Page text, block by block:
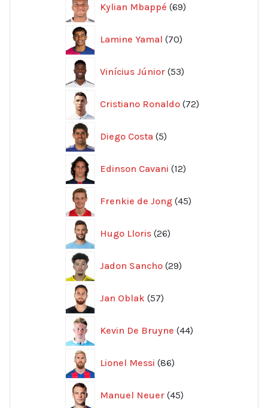
Kylian Mbappé 69
produkter
Lamine Yamal 70
produkter
Vinícius Júnior 53
produkter
Cristiano Ronaldo 72
produkter
Diego Costa 5
produkter
Edinson Cavani 12
produkter
Frenkie de Jong 45
produkter
Hugo Lloris 26
produkter
Jadon Sancho 29
produkter
Jan Oblak 57
produkter
Kevin De Bruyne 44
produkter
Lionel Messi 86
produkter
Manuel Neuer 45
produkter